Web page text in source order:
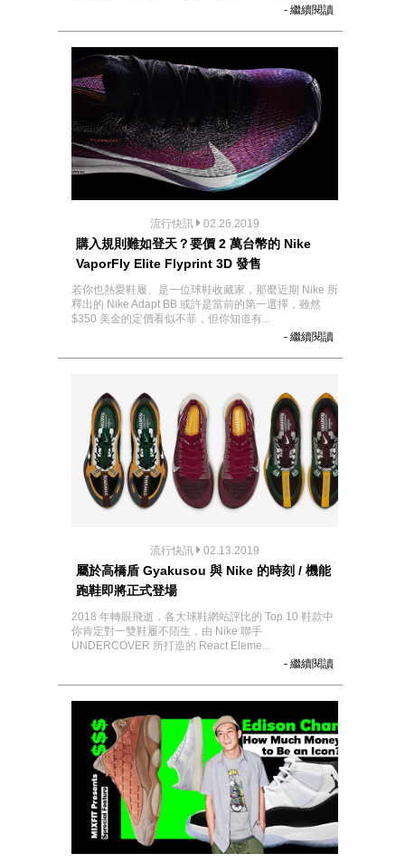
- 繼續閱讀
流行快訊 02.26.2019
購入規則難如登天？要價 2 萬台幣的 Nike
VaporFly Elite Flyprint 3D 發售
若你也熱愛鞋履、是一位球鞋收藏家，那麼近期 Nike 所
釋出的 Nike Adapt BB 或許是當前的第一選擇，雖然
$350 美金的定價看似不菲，但你知道有...
- 繼續閱讀
流行快訊 02.13.2019
屬於高橋盾 Gyakusou 與 Nike 的時刻 / 機能
跑鞋即將正式登場
2018 年轉眼飛逝，各大球鞋網站評比的 Top 10 鞋款中
你肯定對一雙鞋履不陌生，由 Nike 聯手
UNDERCOVER 所打造的 React Eleme...
- 繼續閱讀